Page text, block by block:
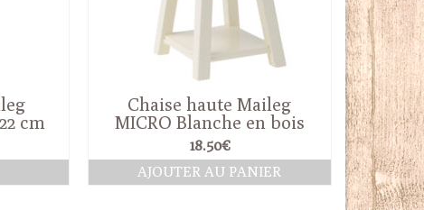
cm
Chaise haute Maileg
MICRO Blanche en bois
18.50€
AJOUTER AU PANIER